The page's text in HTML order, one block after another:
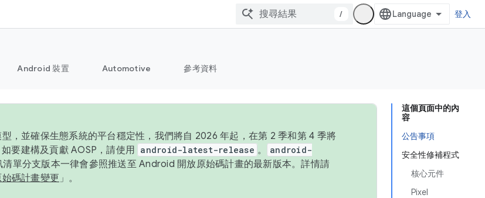
/ 登入
Android 裝置 Automotive 參考資料
這個頁面中的內
容
公告事項
安全性修補程式
核心元件
Pixel
，並確保生態系統的平台穩定性，我們將自 2026 年起，在第 2 季和第 4 季將
要建構及貢獻 AOSP，請使用 android-latest-release 。
android-
清單分支版本一律會參照推送至 Android 開放原始碼計畫的最新版本。詳情請
碼計畫變更 」。